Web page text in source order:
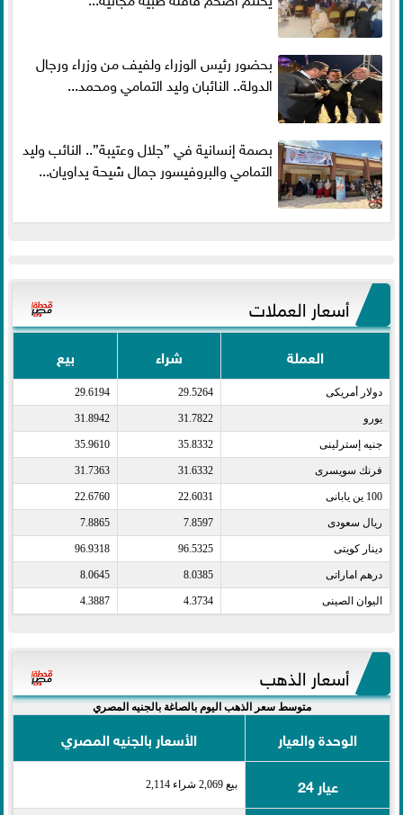
بحضور رئيس الوزراء ولفيف من وزراء ورجال
الدولة.. النائبان وليد التمامي ومحمد...
بصمة إنسانية في ”جلال وعتيبة”.. النائب وليد
التمامي والبروفيسور جمال شيحة يداويان...
أسعار العملات
العملة شراء بيع
دولار أمريكى​ 29.5264
29.6194
يورو​ 31.7822
31.8942
جنيه إسترلينى​ 35.8332
35.9610
فرنك سويسرى​ 31.6332
31.7363
100 ين يابانى​ 22.6031
22.6760
ريال سعودى​ 7.8597
7.8865
دينار كويتى​ 96.5325
96.9318
درهم اماراتى​ 8.0385
8.0645
اليوان الصينى​ 4.3734
4.3887
أسعار الذهب
متوسط سعر الذهب اليوم بالصاغة بالجنيه المصري
الوحدة والعيار
الأسعار بالجنيه المصري
عيار 24
بيع 2,069 شراء 2,114